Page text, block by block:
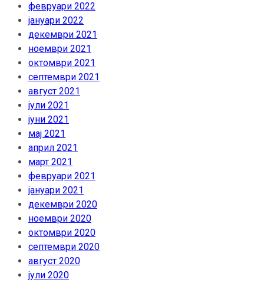
февруари 2022
јануари 2022
декември 2021
ноември 2021
октомври 2021
септември 2021
август 2021
јули 2021
јуни 2021
мај 2021
април 2021
март 2021
февруари 2021
јануари 2021
декември 2020
ноември 2020
октомври 2020
септември 2020
август 2020
јули 2020